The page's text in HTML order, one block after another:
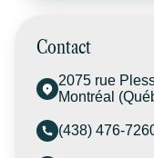
Contact
2075 rue
Montréal
(438) 476-